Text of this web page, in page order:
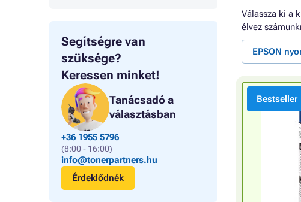
Segítségre van
szüksége?
Keressen minket!
Tanácsadó a
választásban
+36 1955 5796
(8:00 - 16:00)
info@tonerpartners.hu
Érdeklődnék
Válassza ki a
élvez
EPSON
Bestseller